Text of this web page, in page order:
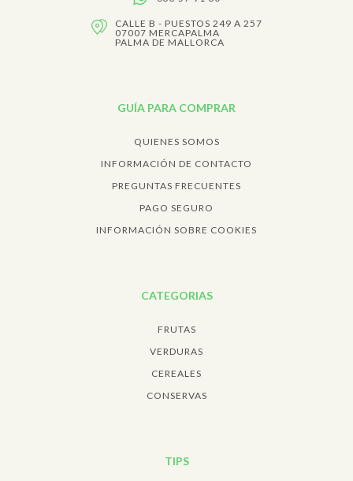
CALLE B - PUESTOS 249 A 257
07007 MERCAPALMA
PALMA DE MALLORCA
GUÍA PARA COMPRAR
QUIENES SOMOS
INFORMACIÓN DE CONTACTO
PREGUNTAS FRECUENTES
PAGO SEGURO
INFORMACIÓN SOBRE COOKIES
CATEGORIAS
FRUTAS
VERDURAS
CEREALES
CONSERVAS
TIPS